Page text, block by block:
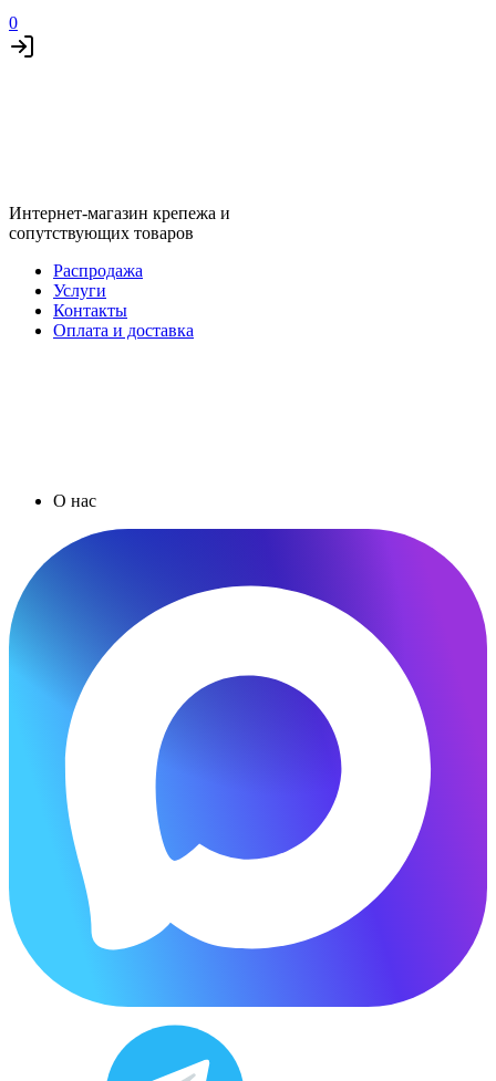
0
Интернет-магазин крепежа и
сопутствующих товаров
Распродажа
Услуги
Контакты
Оплата и доставка
О нас